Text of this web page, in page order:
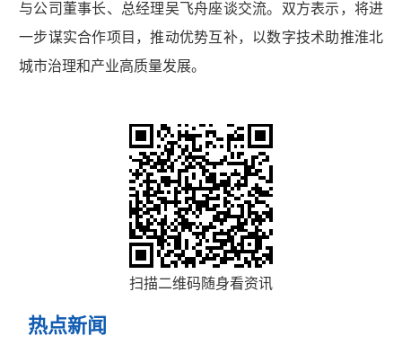
与公司董事长、总经理吴飞舟座谈交流。双方表示，将进
一步谋实合作项目，推动优势互补，以数字技术助推淮北
城市治理和产业高质量发展。
扫描二维码随身看资讯
热点新闻